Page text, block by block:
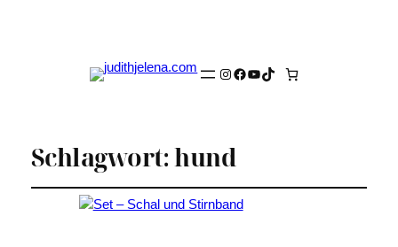
Instagram
Facebook
YouTube
TikTok
Schlagwort:hund